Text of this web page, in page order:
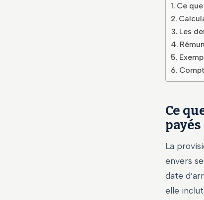
Ce
Les
Ce
payés
La
envers
date
elle inclut